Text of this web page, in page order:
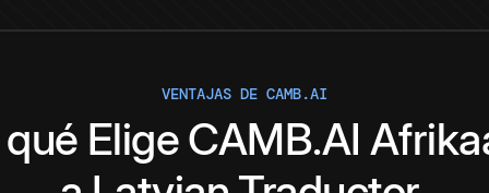
VENTAJAS DE CAMB.AI
EligeCAMB.AI